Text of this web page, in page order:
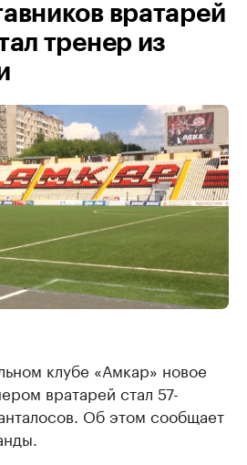
вратарей
тренер из
клубе «Амкар» новое
вратарей стал 57-
Об этом сообщает